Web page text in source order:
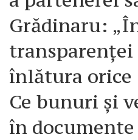
Grădinaru:
înlătura orice
Ce bunuri și
în documente